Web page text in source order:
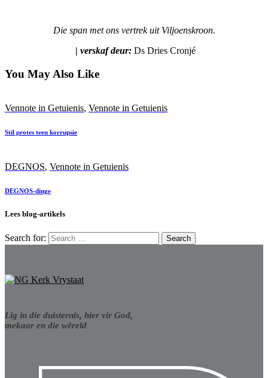
Die span met ons vertrek uit Viljoenskroon.
| verskaf deur:Ds Dries Cronjé
You May Also Like
Vennote in Getuienis, Vennote in Getuienis
Stil protes teen korrupsie
DEGNOS, Vennote in Getuienis
DEGNOS-dinge
Lees blog-artikels
Search for:
Lig in die duisternis, hier vir God,
mekaar en die wêreld